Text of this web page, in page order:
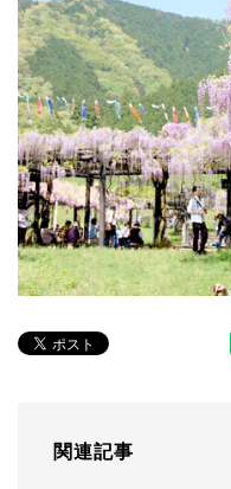
関連記事